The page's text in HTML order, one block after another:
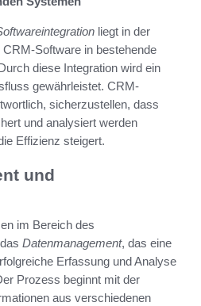
liegt in der
Software in bestehende
diese Integration wird ein
gewährleistet. CRM-
sicherzustellen, dass
und analysiert werden
Effizienz steigert.
und
im Bereich des
Datenmanagement, das eine
Erfassung und Analyse
Prozess beginnt mit der
aus verschiedenen